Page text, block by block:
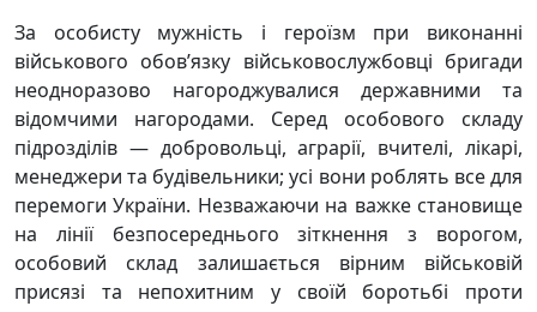
За особисту мужність і героїзм при виконанні
військового обов’язку військовослужбовці бригади
неодноразово нагороджувалися державними та
відомчими нагородами. Серед особового складу
підрозділів — добровольці, аграрії, вчителі, лікарі,
менеджери та будівельники; усі вони роблять все для
перемоги України. Незважаючи на важке становище
на лінії безпосереднього зіткнення з ворогом,
особовий склад залишається вірним військовій
присязі та непохитним у своїй боротьбі проти